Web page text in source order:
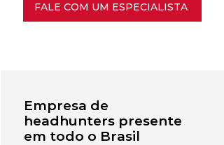
FALE COM UM ESPECIALISTA
Empresa de
headhunters presente
em todo o Brasil